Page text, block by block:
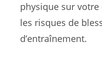
physique sur
les risques de
d’entraînement.